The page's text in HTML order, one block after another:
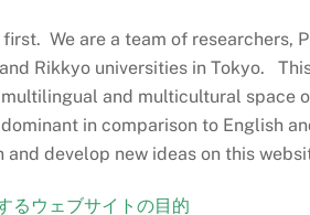
We are a team of
Rikkyo universities in Tokyo.
and multicultural
in comparison to English
develop new ideas on this
ウェブサイトの目的